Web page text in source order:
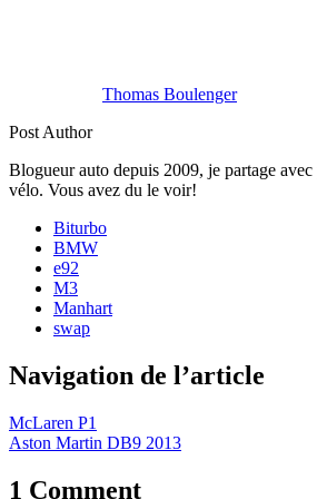
Thomas Boulenger
Post Author
Blogueur auto depuis 2009, je partage
vélo. Vous avez du le voir!
Biturbo
BMW
e92
M3
Manhart
swap
Navigation de l’article
McLaren P1
Aston Martin DB9 2013
1 Comment